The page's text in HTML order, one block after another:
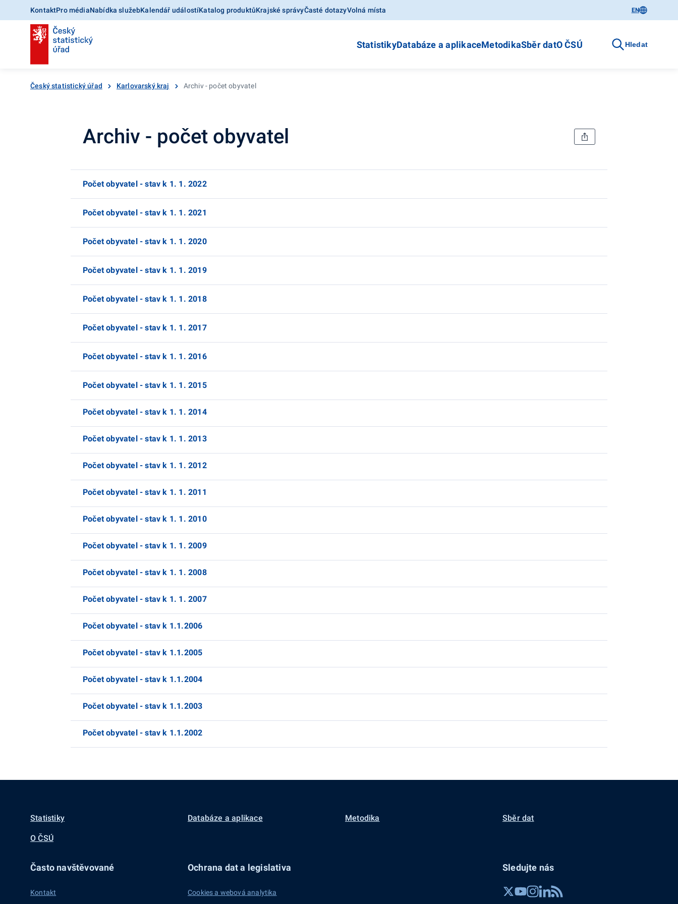
KontaktPro médiaNabídka služebKalendář událostíKatalog produktůKrajské správyČasté dotazyVolná místa EN
StatistikyDatabáze a aplikaceMetodikaSběr datO ČSÚ Hledat
Český statistický úřad Karlovarský kraj Archiv - počet obyvatel
Archiv - počet obyvatel
Počet obyvatel - stav k 1. 1. 2022
Počet obyvatel - stav k 1. 1. 2021
Počet obyvatel - stav k 1. 1. 2020
Počet obyvatel - stav k 1. 1. 2019
Počet obyvatel - stav k 1. 1. 2018
Počet obyvatel - stav k 1. 1. 2017
Počet obyvatel - stav k 1. 1. 2016
Počet obyvatel - stav k 1. 1. 2015
Počet obyvatel - stav k 1. 1. 2014
Počet obyvatel - stav k 1. 1. 2013
Počet obyvatel - stav k 1. 1. 2012
Počet obyvatel - stav k 1. 1. 2011
Počet obyvatel - stav k 1. 1. 2010
Počet obyvatel - stav k 1. 1. 2009
Počet obyvatel - stav k 1. 1. 2008
Počet obyvatel - stav k 1. 1. 2007
Počet obyvatel - stav k 1.1.2006
Počet obyvatel - stav k 1.1.2005
Počet obyvatel - stav k 1.1.2004
Počet obyvatel - stav k 1.1.2003
Počet obyvatel - stav k 1.1.2002
Statistiky Databáze a aplikace Metodika Sběr dat
O ČSÚ
Často navštěvované
Kontakt
Ochrana dat a legislativa
Cookies a webová analytika
Sledujte nás